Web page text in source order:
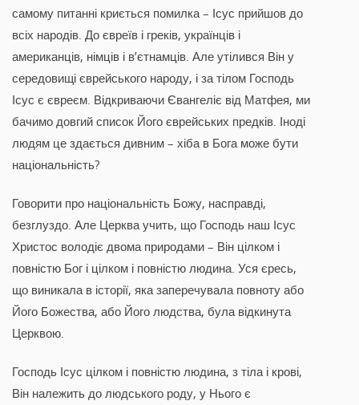
самому питанні криється помилка – Ісус прийшов до
всіх народів. До євреїв і греків, українців і
американців, німців і в’єтнамців. Але утілився Він у
середовищі єврейського народу, і за тілом Господь
Ісус є євреєм. Відкриваючи Євангеліє від Матфея, ми
бачимо довгий список Його єврейських предків. Іноді
людям це здається дивним – хіба в Бога може бути
національність?
Говорити про національність Божу, насправді,
безглуздо. Але Церква учить, що Господь наш Ісус
Христос володіє двома природами – Він цілком і
повністю Бог і цілком і повністю людина. Уся єресь,
що виникала в історії, яка заперечувала повноту або
Його Божества, або Його людства, була відкинута
Церквою.
Господь Ісус цілком і повністю людина, з тіла і крові,
Він належить до людського роду, у Нього є